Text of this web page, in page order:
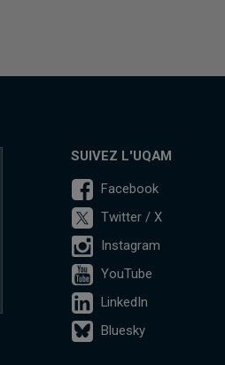
SUIVEZ L'UQAM
Facebook
Twitter / X
Instagram
YouTube
LinkedIn
Bluesky